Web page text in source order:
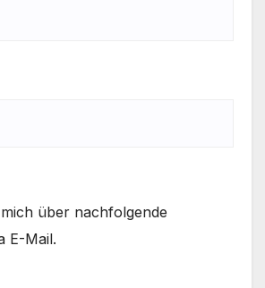
über nachfolgende
E-Mail.